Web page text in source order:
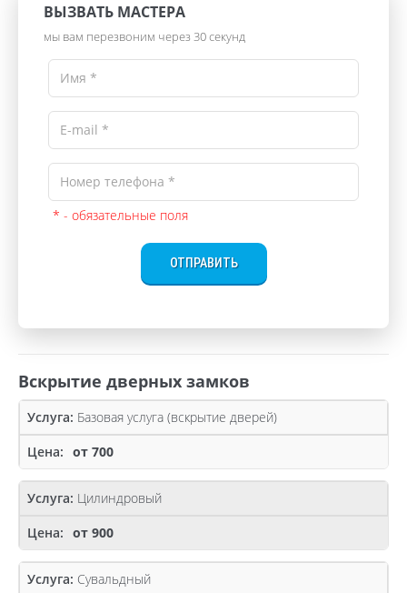
ВЫЗВАТЬ МАСТЕРА
мы вам перезвоним через 30 секунд
* - обязательные поля
ОТПРАВИТЬ
Вскрытие дверных замков
Базовая услуга (вскрытие дверей)
от 700
Цилиндровый
от 900
Сувальдный